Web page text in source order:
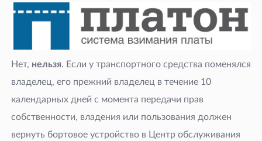
Нет, нельзя. Если у транспортного средства поменялся
владелец, его прежний владелец в течение 10
календарных дней с момента передачи прав
собственности, владения или пользования должен
вернуть бортовое устройство в Центр обслуживания